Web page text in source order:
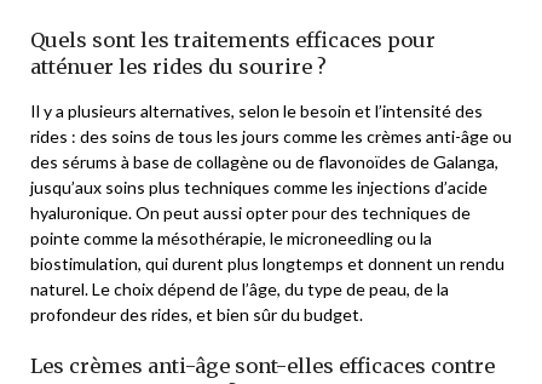
Quels sont les traitements efficaces pour
atténuer les rides du sourire ?
Il y a plusieurs alternatives, selon le besoin et l’intensité des
rides : des soins de tous les jours comme les crèmes anti-âge ou
des sérums à base de collagène ou de flavonoïdes de Galanga,
jusqu’aux soins plus techniques comme les injections d’acide
hyaluronique. On peut aussi opter pour des techniques de
pointe comme la mésothérapie, le microneedling ou la
biostimulation, qui durent plus longtemps et donnent un rendu
naturel. Le choix dépend de l’âge, du type de peau, de la
profondeur des rides, et bien sûr du budget.
Les crèmes anti-âge sont-elles efficaces contre